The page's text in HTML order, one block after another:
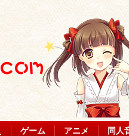
ゲーム アニメ 同人